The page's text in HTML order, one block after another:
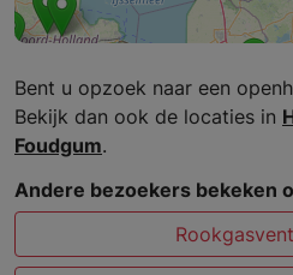
Bent u opzoek naar een
Bekijk dan ook de locaties in
Foudgum.
Andere bezoekers bekeken